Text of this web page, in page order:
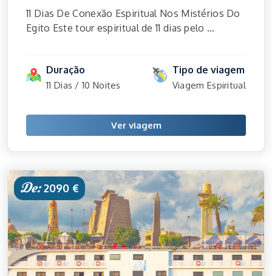
11 Dias De Conexão Espiritual Nos Mistérios Do
Egito Este tour espiritual de 11 dias pelo ...
Duração
11 Dias / 10 Noites
Tipo de viagem
Viagem Espiritual
Ver viagem
De:2090 €